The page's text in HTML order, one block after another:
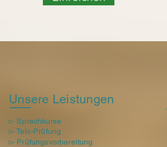
Unsere Leistungen
▻ Sprachkurse
▻ Telc-Prüfung
▻ Prüfungsvorbereitung